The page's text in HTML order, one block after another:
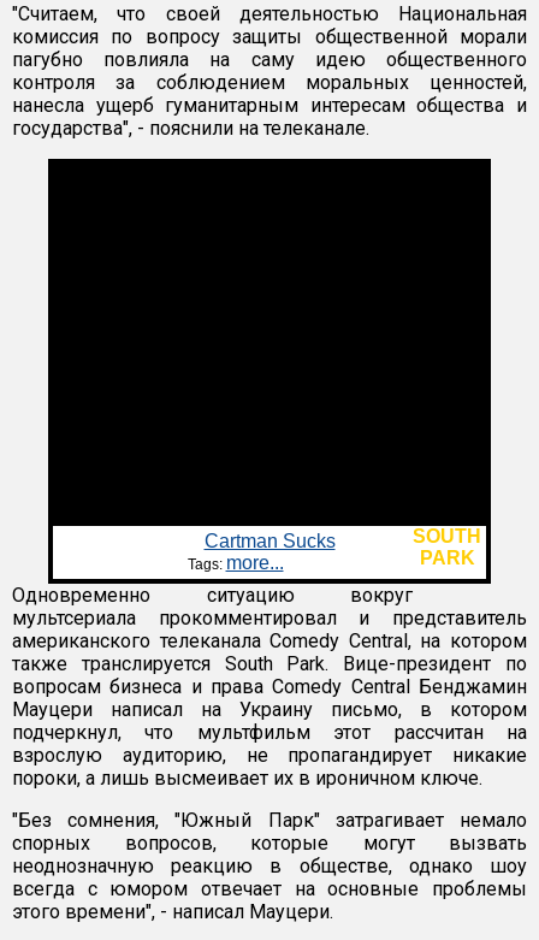
"Считаем, что своей деятельностью Национальная
комиссия по вопросу защиты общественной морали
пагубно повлияла на саму идею общественного
контроля за соблюдением моральных ценностей,
нанесла ущерб гуманитарным интересам общества и
государства", - пояснили на телеканале.
Cartman Sucks
Tags:
SOUTH
PARK
more...
Одновременно ситуацию вокруг
мультсериала прокомментировал и представитель
американского телеканала Comedy Central, на котором
также транслируется South Park. Вице-президент по
вопросам бизнеса и права Comedy Central Бенджамин
Мауцери написал на Украину письмо, в котором
подчеркнул, что мультфильм этот рассчитан на
взрослую аудиторию, не пропагандирует никакие
пороки, а лишь высмеивает их в ироничном ключе.
"Без сомнения, "Южный Парк" затрагивает немало
спорных вопросов, которые могут вызвать
неоднозначную реакцию в обществе, однако шоу
всегда с юмором отвечает на основные проблемы
этого времени", - написал Мауцери.